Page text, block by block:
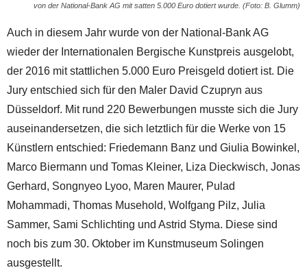
von der National-Bank AG mit satten 5.000 Euro dotiert wurde. (Foto: B. Glumm)
Auch in diesem Jahr wurde von der National-Bank AG
wieder der Internationalen Bergische Kunstpreis ausgelobt,
der 2016 mit stattlichen 5.000 Euro Preisgeld dotiert ist. Die
Jury entschied sich für den Maler David Czupryn aus
Düsseldorf. Mit rund 220 Bewerbungen musste sich die Jury
auseinandersetzen, die sich letztlich für die Werke von 15
Künstlern entschied: Friedemann Banz und Giulia Bowinkel,
Marco Biermann und Tomas Kleiner, Liza Dieckwisch, Jonas
Gerhard, Songnyeo Lyoo, Maren Maurer, Pulad
Mohammadi, Thomas Musehold, Wolfgang Pilz, Julia
Sammer, Sami Schlichting und Astrid Styma. Diese sind
noch bis zum 30. Oktober im Kunstmuseum Solingen
ausgestellt.